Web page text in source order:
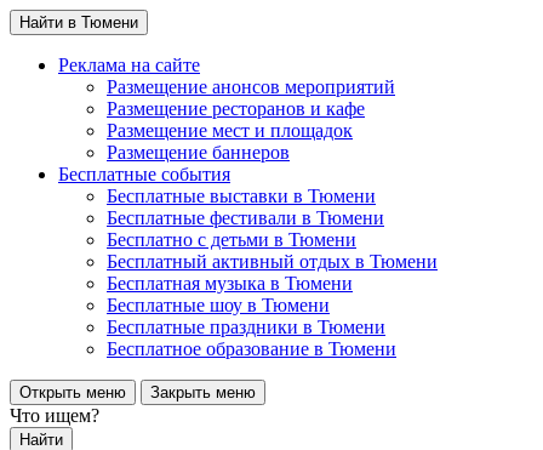
Найти в Тюмени
Реклама на сайте
Размещение анонсов мероприятий
Размещение ресторанов и кафе
Размещение мест и площадок
Размещение баннеров
Бесплатные события
Бесплатные выставки в Тюмени
Бесплатные фестивали в Тюмени
Бесплатно с детьми в Тюмени
Бесплатный активный отдых в Тюмени
Бесплатная музыка в Тюмени
Бесплатные шоу в Тюмени
Бесплатные праздники в Тюмени
Бесплатное образование в Тюмени
Открыть меню Закрыть меню
Что ищем?
Найти